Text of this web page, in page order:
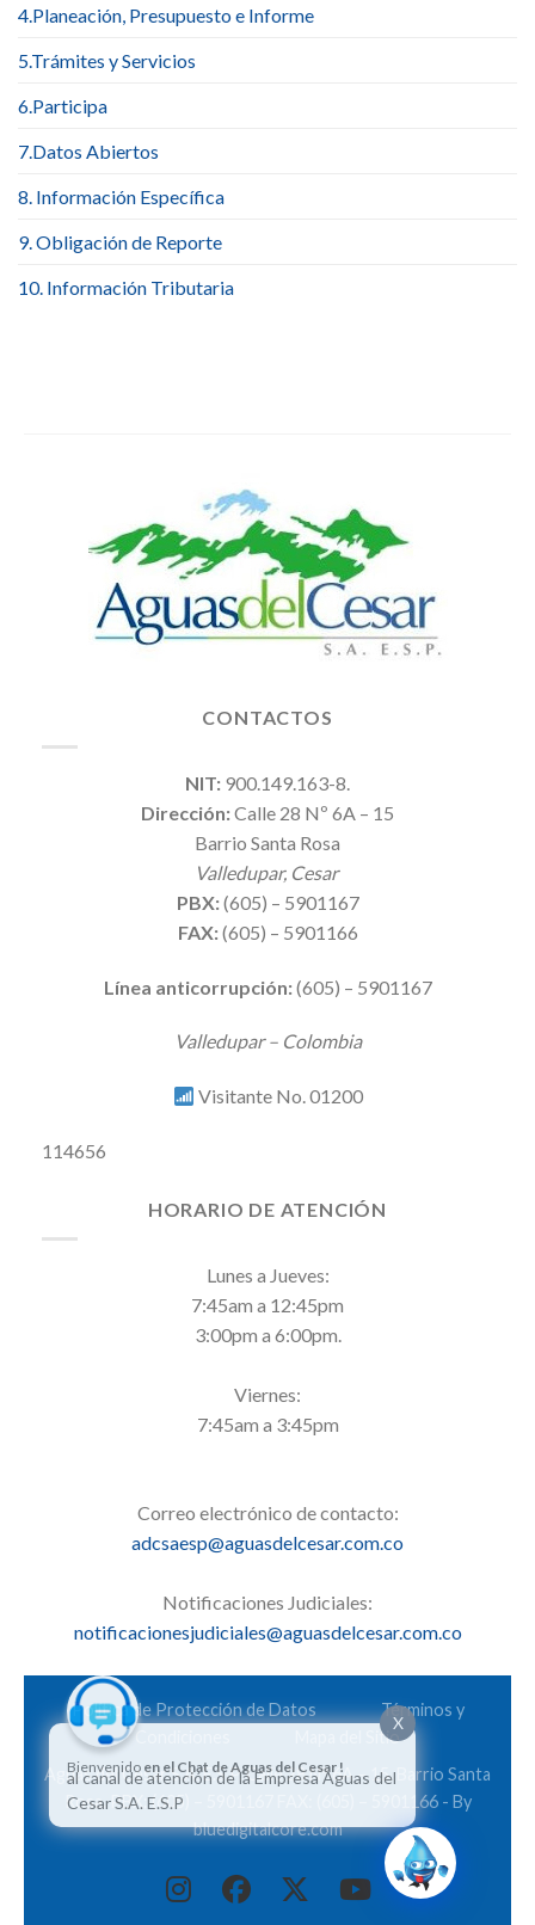
4.Planeación, Presupuesto e Informe
5.Trámites y Servicios
6.Participa
7.Datos Abiertos
8. Información Específica
9. Obligación de Reporte
10. Información Tributaria
CONTACTOS
NIT: 900.149.163-8.
Dirección:Calle 28 Nº 6A – 15
Barrio Santa Rosa
Valledupar, Cesar
PBX:(605) – 5901167
FAX:(605) – 5901166
Línea anticorrupción:(605) – 5901167
Valledupar – Colombia
Visitante No. 01200
114656
HORARIO DE ATENCIÓN
Lunes a Jueves:
7:45am a 12:45pm
3:00pm a 6:00pm.
Viernes:
7:45am a 3:45pm
Correo electrónico de contacto:
adcsaesp@aguasdelcesar.com.co
Notificaciones Judiciales:
notificacionesjudiciales@aguasdelcesar.com.co
Política de Protección de Datos
Términos y
Condiciones
Mapa del Sitio
Aguas del Cesar S.A. E.S.P. Calle 28 Nº 6A – 15. Barrio Santa
Rosa. PBX: (605) – 5901167 FAX: (605) – 5901166 - By
bluedigitalcore.com
X
Bienvenido en el Chat de Aguas del Cesar !
al canal de atención de la Empresa Aguas del
Cesar S.A. E.S.P